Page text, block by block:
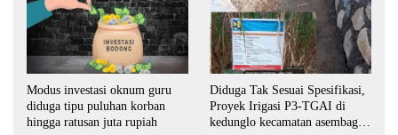
Modus investasi oknum guru
diduga tipu puluhan korban
hingga ratusan juta rupiah
Diduga Tak Sesuai Spesifikasi,
Proyek Irigasi P3-TGAI di
kedunglo kecamatan asembagus